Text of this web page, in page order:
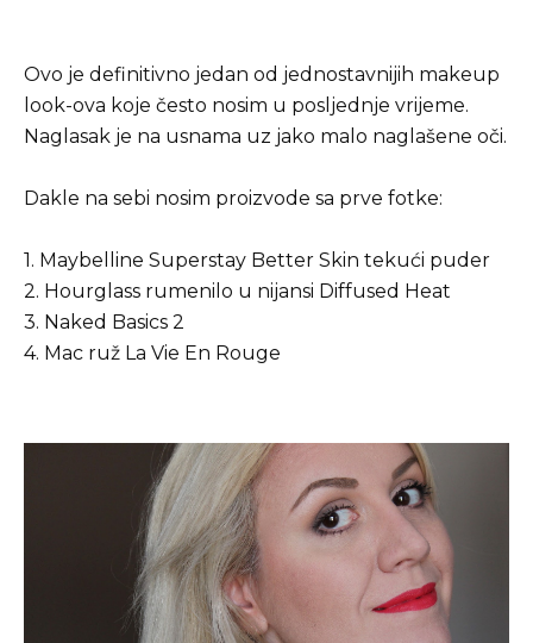
Ovo je definitivno jedan od jednostavnijih makeup
look-ova koje često nosim u posljednje vrijeme.
Naglasak je na usnama uz jako malo naglašene oči.
Dakle na sebi nosim proizvode sa prve fotke:
1. Maybelline Superstay Better Skin tekući puder
2. Hourglass rumenilo u nijansi Diffused Heat
3. Naked Basics 2
4. Mac ruž La Vie En Rouge